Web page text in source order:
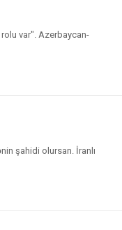
rolu var". Azerbaycan-
şahidi olursan. İranlı